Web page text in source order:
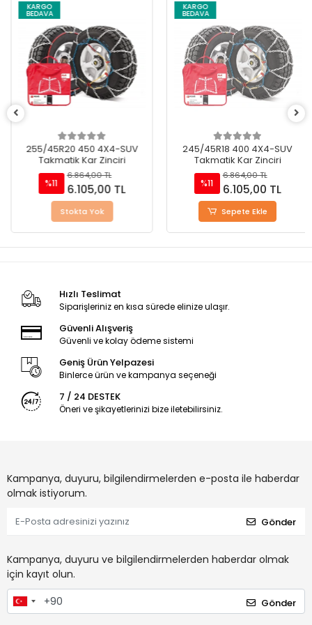
KARGO
BEDAVA
255/45R20 450 4X4-SUV
Takmatik Kar Zinciri
%11
6.864,00 TL
6.105,00 TL
Stokta Yok
KARGO
BEDAVA
245/45R18 400 4X4-SUV
Takmatik Kar Zinciri
%11
6.864,00 TL
6.105,00 TL
Sepete Ekle
Hızlı Teslimat
Siparişleriniz en kısa sürede elinize ulaşır.
Güvenli Alışveriş
Güvenli ve kolay ödeme sistemi
Geniş Ürün Yelpazesi
Binlerce ürün ve kampanya seçeneği
7 / 24 DESTEK
Öneri ve şikayetlerinizi bize iletebilirsiniz.
Kampanya, duyuru, bilgilendirmelerden e-posta ile haberdar
olmak istiyorum.
Gönder
Kampanya, duyuru ve bilgilendirmelerden haberdar olmak
için kayıt olun.
Gönder